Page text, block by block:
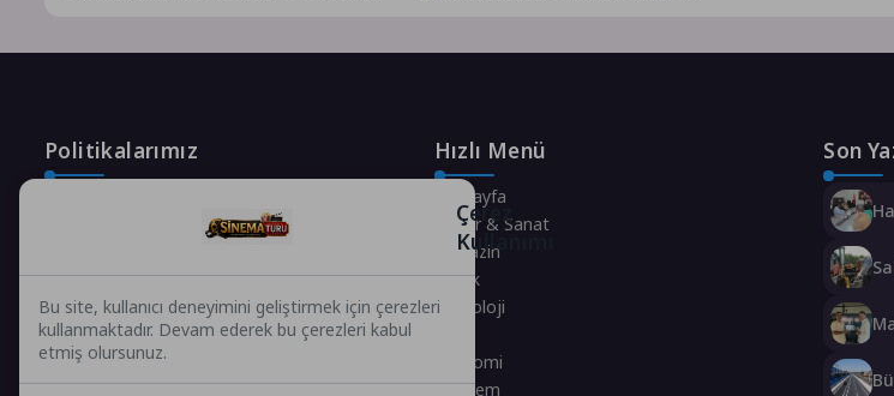
Politikalarımız
Telif Hakları Politikası
Hızlı Menü
Anasayfa
Kültür & Sanat
Magazin
Sağlık
Teknoloji
Ekonomi
Gündem
Son
Çerez
Kullanımı
Bu site, kullanıcı deneyimini geliştirmek için çerezleri
kullanmaktadır. Devam ederek bu çerezleri kabul
etmiş olursunuz.